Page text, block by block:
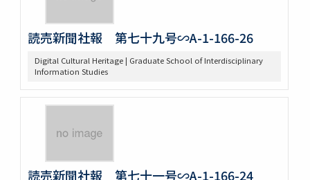
読売新聞社報 第七十九号∽A-1-166-26
Digital Cultural Heritage | Graduate School of Interdisciplinary
Information Studies
読売新聞社報 第七十一号∽A-1-166-24